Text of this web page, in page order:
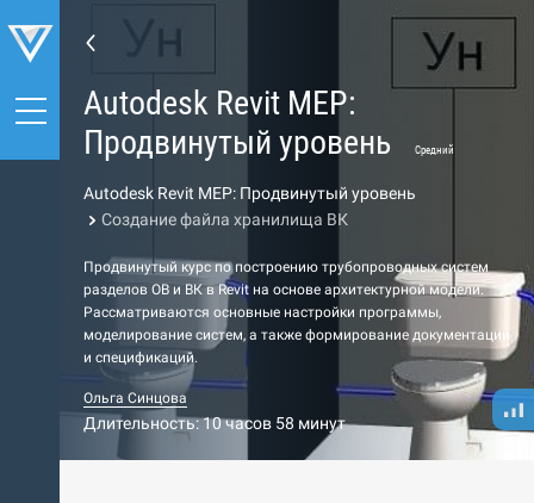
Autodesk Revit MEP:
Продвинутый уровень
Средний
Autodesk Revit MEP: Продвинутый уровень
Создание файла хранилища ВК
Продвинутый курс по построению трубопроводных систем
разделов ОВ и ВК в Revit на основе архитектурной модели.
Рассматриваются основные настройки программы,
моделирование систем, а также формирование документации
и спецификаций.
Ольга Синцова
Длительность: 10 часов 58 минут